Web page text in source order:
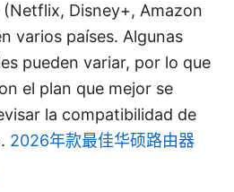
Disney+, Amazon
varios países. Algunas
pueden variar, por lo que
el plan que mejor se
la compatibilidad de
2026年款最佳华硕路由器